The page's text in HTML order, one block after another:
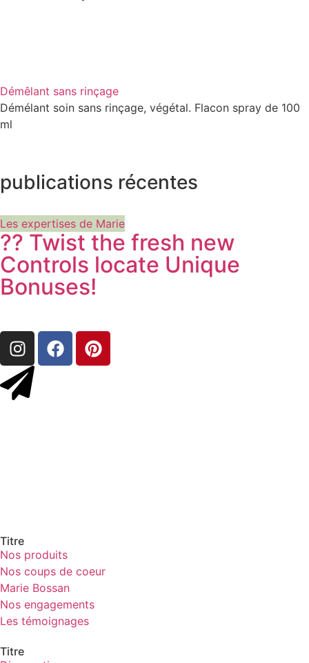
Démêlant sans rinçage
Démélant soin sans rinçage, végétal. Flacon spray de 100
ml
publications récentes
Les expertises de Marie
?? Twist the fresh new
Controls locate Unique
Bonuses!
Titre
Nos produits
Nos coups de coeur
Marie Bossan
Nos engagements
Les témoignages
Titre